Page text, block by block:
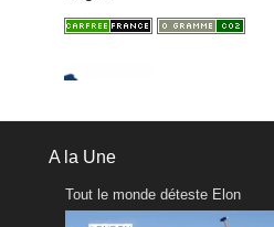
A la Une
Tout le monde déteste Elon